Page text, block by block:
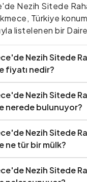
Nezih Sitede
Türkiye
listelenen bir
Nezih Sitede
fiyatı nedir?
Nezih Sitede
nerede bulunuyor?
Nezih Sitede
ne tür bir mülk?
Nezih Sitede